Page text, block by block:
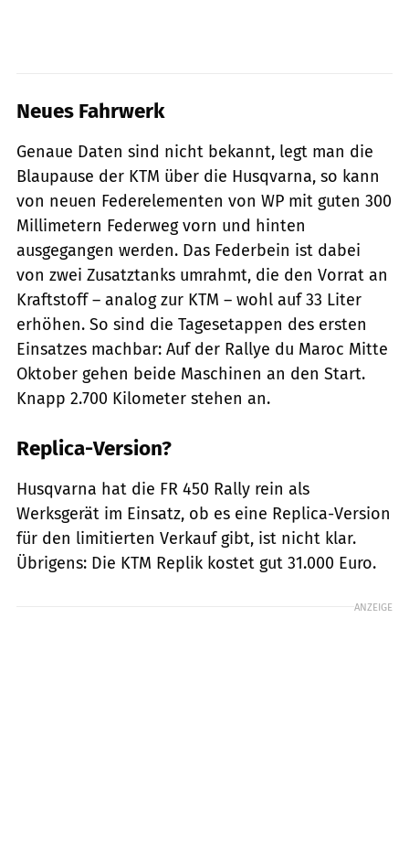
Neues Fahrwerk
Genaue Daten sind nicht bekannt, legt man die
Blaupause der KTM über die Husqvarna, so kann
von neuen Federelementen von WP mit guten 300
Millimetern Federweg vorn und hinten
ausgegangen werden. Das Federbein ist dabei
von zwei Zusatztanks umrahmt, die den Vorrat an
Kraftstoff – analog zur KTM – wohl auf 33 Liter
erhöhen. So sind die Tagesetappen des ersten
Einsatzes machbar: Auf der Rallye du Maroc Mitte
Oktober gehen beide Maschinen an den Start.
Knapp 2.700 Kilometer stehen an.
Replica-Version?
Husqvarna hat die FR 450 Rally rein als
Werksgerät im Einsatz, ob es eine Replica-Version
für den limitierten Verkauf gibt, ist nicht klar.
Übrigens: Die KTM Replik kostet gut 31.000 Euro.
ANZEIGE